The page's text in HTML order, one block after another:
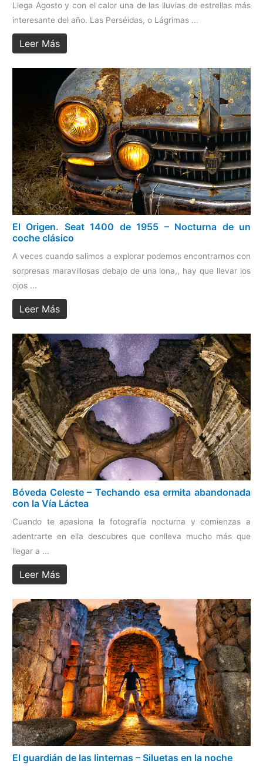
Llega Agosto y con el calor una de las lluvias de estrellas más
interesante del año. Las Perséidas, o Lágrimas ...
Leer Más
El Origen. Seat 1400 de 1955 – Nocturna de un
coche clásico
A veces cuando salimos a explorar podemos encontrarnos con
sorpresas maravillosas debajo de una lona,, hay que llevar los
ojos ...
Leer Más
Bóveda Celeste – Techando esa ermita abandonada
con la Vía Láctea
Cuando te apasiona la fotografía nocturna y comienzas a
adentrarte en ella descubres que conlleva mucho más que
llegar a ...
Leer Más
El guardián de las linternas – Siluetas en la noche